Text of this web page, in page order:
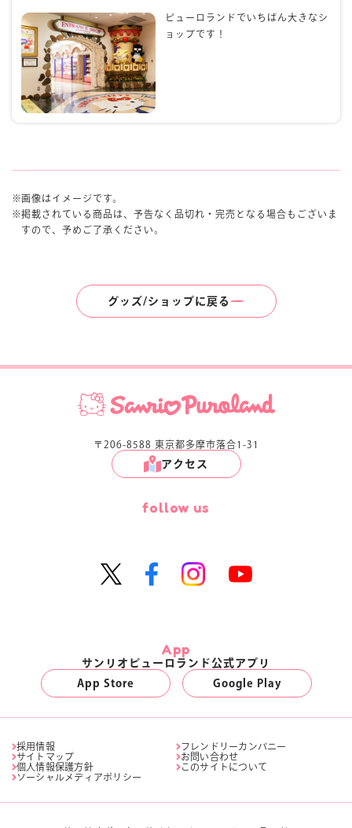
ピューロランドでいちばん大きなシ
ョップです！
画像はイメージです。
掲載されている商品は、予告なく品切れ・完売となる場合もございま
すので、予めご了承ください。
グッズ/ショップに戻る
〒206-8588 東京都多摩市落合1-31
アクセス
follow us
App
サンリオピューロランド公式アプリ
App Store
Google Play
採用情報
フレンドリーカンパニー
サイトマップ
お問い合わせ
個人情報保護方針
このサイトについて
ソーシャルメディアポリシー